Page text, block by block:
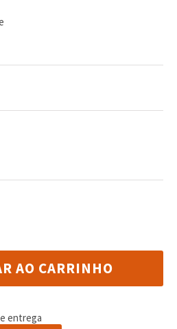
AO CARRINHO
entrega